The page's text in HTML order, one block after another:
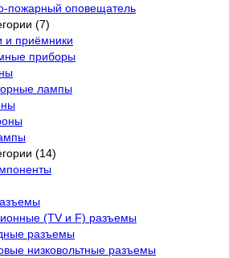
пожарный оповещатель
(7)
и приёмники
приборы
лампы
(14)
(TV и F) разъемы
разъемы
низковольтные разъемы